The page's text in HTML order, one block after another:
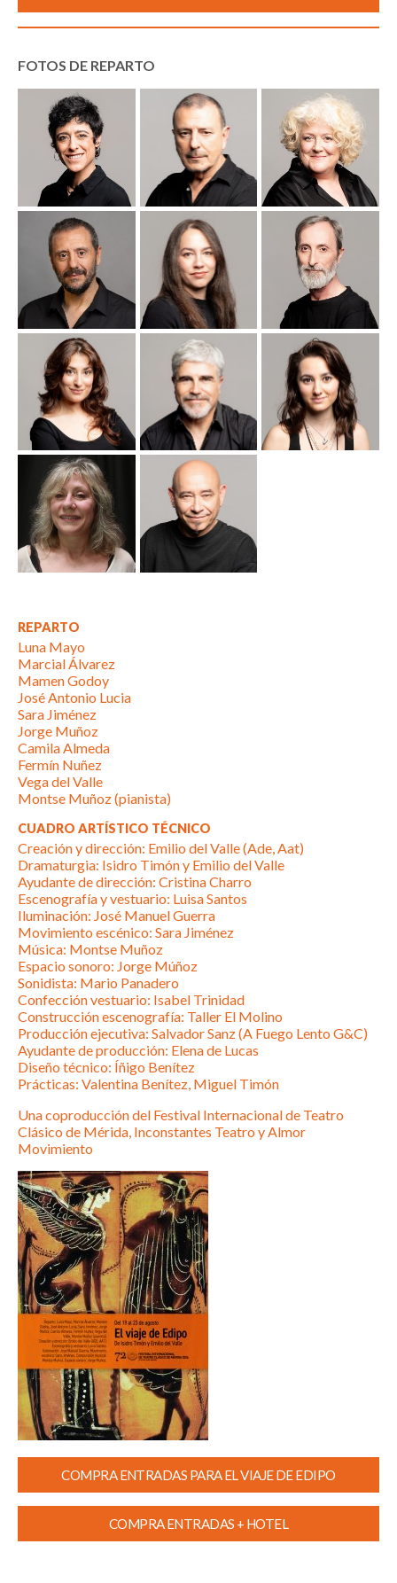
FOTOS DE REPARTO
REPARTO
Luna Mayo
Marcial Álvarez
Mamen Godoy
José Antonio Lucia
Sara Jiménez
Jorge Muñoz
Camila Almeda
Fermín Nuñez
Vega del Valle
Montse Muñoz (pianista)
CUADRO ARTÍSTICO TÉCNICO
Creación y dirección: Emilio del Valle (Ade, Aat)
Dramaturgia: Isidro Timón y Emilio del Valle
Ayudante de dirección: Cristina Charro
Escenografía y vestuario: Luisa Santos
Iluminación: José Manuel Guerra
Movimiento escénico: Sara Jiménez
Música: Montse Muñoz
Espacio sonoro: Jorge Múñoz
Sonidista: Mario Panadero
Confección vestuario: Isabel Trinidad
Construcción escenografía: Taller El Molino
Producción ejecutiva: Salvador Sanz (A Fuego Lento G&C)
Ayudante de producción: Elena de Lucas
Diseño técnico: Íñigo Benítez
Prácticas: Valentina Benítez, Miguel Timón
Una coproducción del Festival Internacional de Teatro
Clásico de Mérida, Inconstantes Teatro y Almor
Movimiento
COMPRA ENTRADAS PARA EL VIAJE DE EDIPO
COMPRA ENTRADAS + HOTEL